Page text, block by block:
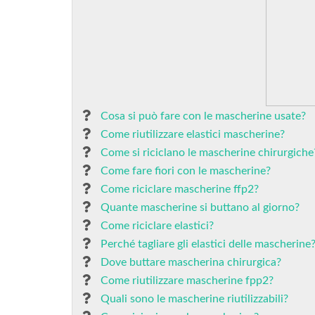
Cosa si può fare con le mascherine usate?
Come riutilizzare elastici mascherine?
Come si riciclano le mascherine
Come fare fiori con le mascherine?
Come riciclare mascherine ffp2?
Quante mascherine si buttano al giorno?
Come riciclare elastici?
Perché tagliare gli elastici delle mascherine?
Dove buttare mascherina chirurgica?
Come riutilizzare mascherine fpp2?
Quali sono le mascherine riutilizzabili?